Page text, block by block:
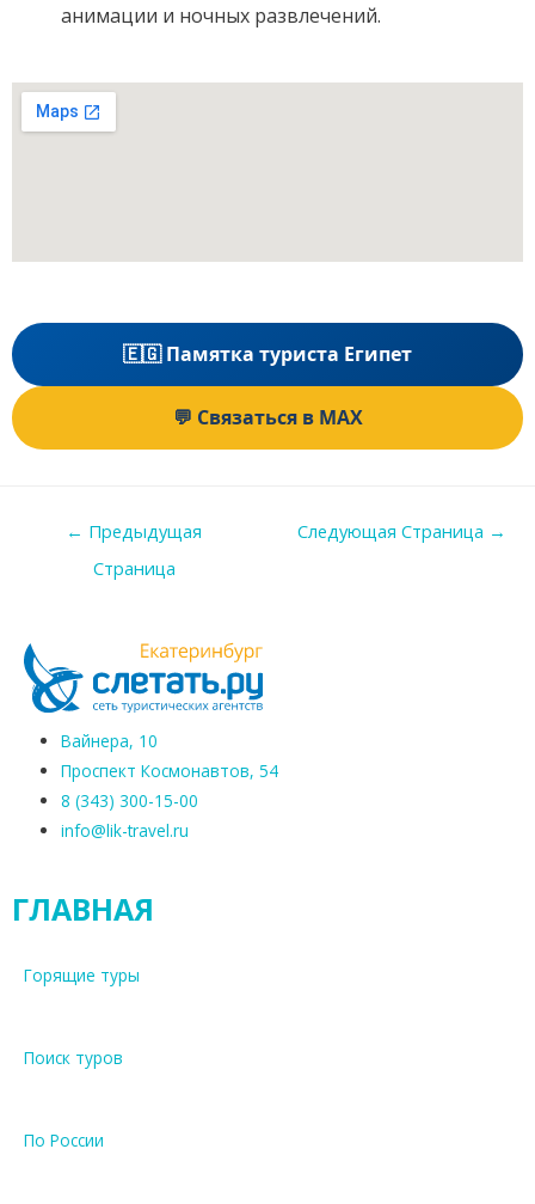
анимации и ночных развлечений.
🇪🇬 Памятка туриста Египет
💬 Связаться в MAX
← Предыдущая
Страница
Следующая Страница →
Вайнера, 10
Проспект Космонавтов, 54
8 (343) 300-15-00
info@lik-travel.ru
ГЛАВНАЯ
Горящие туры
Поиск туров
По России